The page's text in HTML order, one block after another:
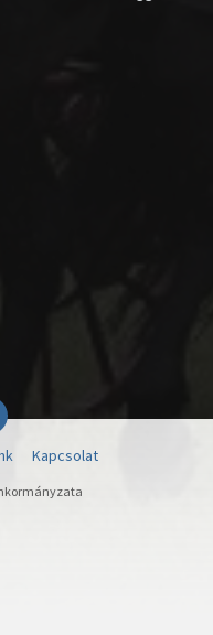
Kapcsolat